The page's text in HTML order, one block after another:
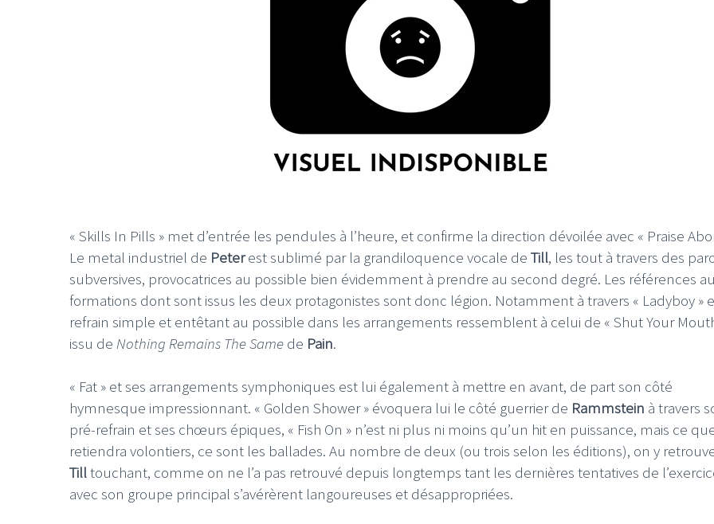
« Skills In Pills » met d’entrée les pendules à l’heure, et confirme la direction dévoilée avec « Praise
Le metal industriel de Peterest sublimé par la grandiloquence vocale de Till, les tout à travers des
subversives, provocatrices au possible bien évidemment à prendre au second degré. Les références
formations dont sont issus les deux protagonistes sont donc légion. Notamment à travers « Ladyboy »
refrain simple et entêtant au possible dans les arrangements ressemblent à celui de « Shut Your
issu de Nothing Remains The Same de Pain.
« Fat » et ses arrangements symphoniques est lui également à mettre en avant, de part son côté
hymnesque impressionnant. « Golden Shower » évoquera lui le côté guerrier de Rammstein à travers
pré-refrain et ses chœurs épiques, « Fish On » n’est ni plus ni moins qu’un hit en puissance, mais ce
retiendra volontiers, ce sont les ballades. Au nombre de deux (ou trois selon les éditions), on y
Tilltouchant, comme on ne l’a pas retrouvé depuis longtemps tant les dernières tentatives de
avec son groupe principal s’avérèrent langoureuses et désappropriées.
LE GROS RIFFIFI
LE GROS RIFFIFI –
Christmas Riffifi 2025 !!!
LE GROS RIFFIFI
LE GROS RIFFIFI – Surfin’
The Covers !!!
LE GROS RIFFIFI
LE GROS RIFFIFI –